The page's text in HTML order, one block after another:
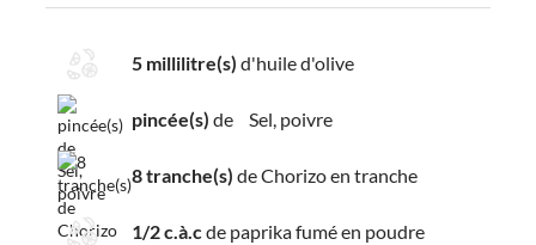
5 millilitre(s) d'huile d'olive
pincée(s) de Sel, poivre
8 tranche(s) de Chorizo en tranche
1/2 c.à.cde paprika fumé en poudre